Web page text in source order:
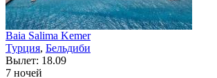
Baia Salima Kemer
Турция, Бельдиби
Вылет: 18.09
7 ночей